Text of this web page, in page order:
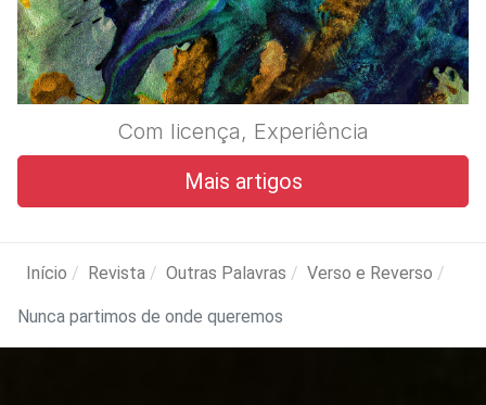
Com licença, Experiência
Mais artigos
Início Revista Outras Palavras Verso e Reverso
Nunca partimos de onde queremos